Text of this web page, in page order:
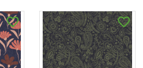
favorite_border favorite_border